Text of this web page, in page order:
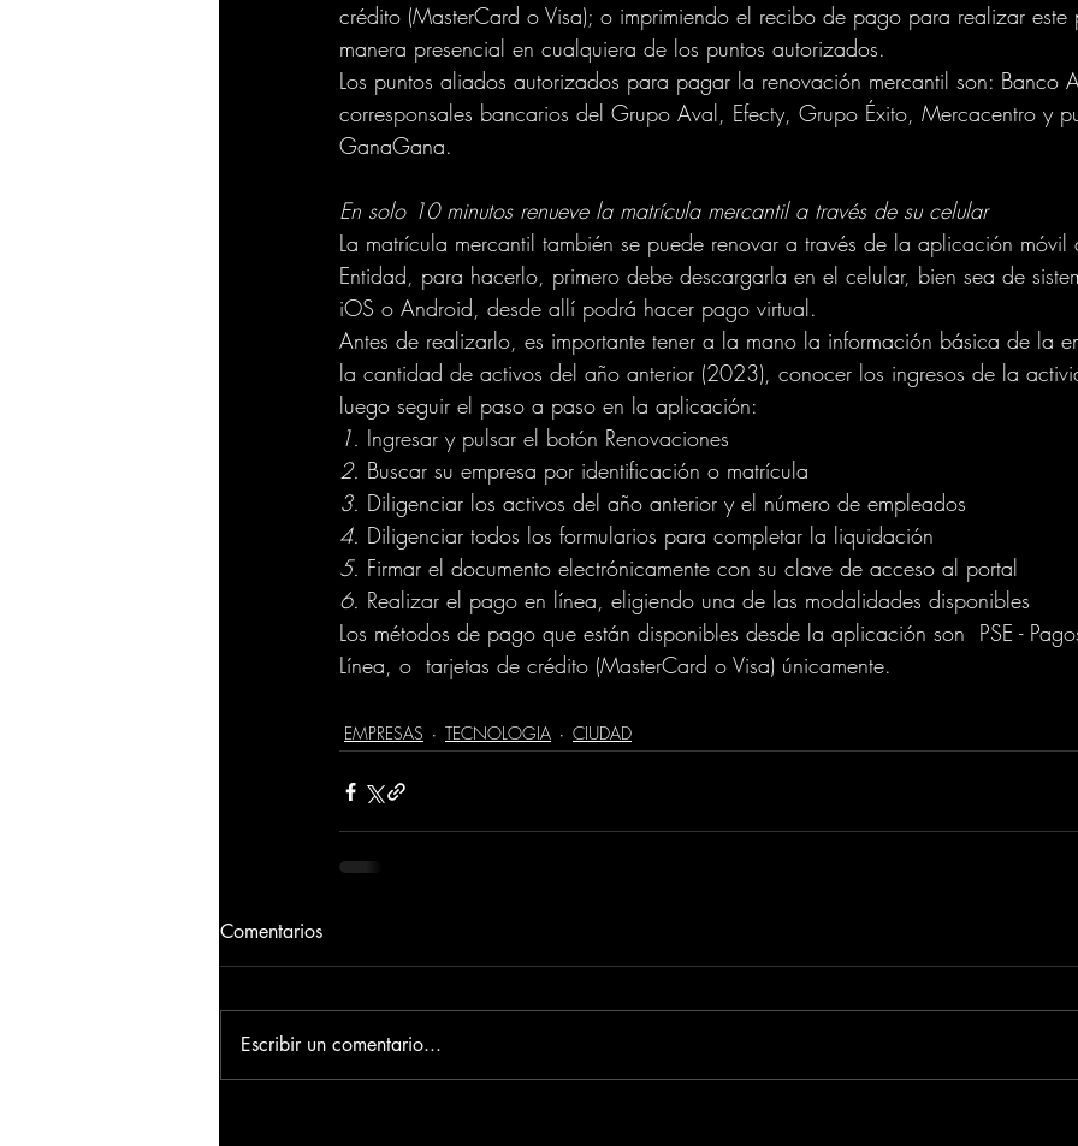
crédito (MasterCard o Visa); o imprimiendo el recibo de pago para realizar este
manera presencial en cualquiera de los puntos autorizados.
Los puntos aliados autorizados para pagar la renovación mercantil son: Banco
corresponsales bancarios del Grupo Aval, Efecty, Grupo Éxito, Mercacentro y
GanaGana.
En solo 10 minutos renueve la matrícula mercantil a través de su celular
La matrícula mercantil también se puede renovar a través de la aplicación móvil
Entidad, para hacerlo, primero debe descargarla en el celular, bien sea de
iOS o Android, desde allí podrá hacer pago virtual.
Antes de realizarlo, es importante tener a la mano la información básica de la
la cantidad de activos del año anterior (2023), conocer los ingresos de la
luego seguir el paso a paso en la aplicación:
1. Ingresar y pulsar el botón Renovaciones
2. Buscar su empresa por identificación o matrícula
3. Diligenciar los activos del año anterior y el número de empleados
4. Diligenciar todos los formularios para completar la liquidación
5. Firmar el documento electrónicamente con su clave de acceso al portal
6. Realizar el pago en línea, eligiendo una de las modalidades disponibles
Los métodos de pago que están disponibles desde la aplicación son  PSE -
Línea, o  tarjetas de crédito (MasterCard o Visa) únicamente.
EMPRESAS TECNOLOGIA CIUDAD
Comentarios
Escribir un comentario...